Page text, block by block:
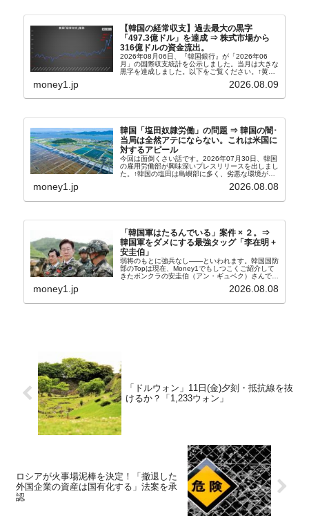
【韓国の経常収支】過去最大の黒字
「497.3億ドル」を達成 ⇒ 株式市場から
316億ドルの資金流出。
2026年08月06日、『韓国銀行』が「2026年06
月」の国際収支統計を公示しました。当月は大きな
黒字を達成しました。以下をご覧ください。↑黄色
の経常収支です。2026年06月貿易収支：4...
money1.jp 2026.08.09
韓国「塩田奴隷労働」の問題 ⇒ 韓国の闇･
当局は全然アテにならない。これは米国に
対するアピール
今回は面倒くさい話です。2026年07月30日、韓国
の雇用労働部が興味深いプレスリリースを出しまし
た。↑韓国の塩田は島嶼部に多く、劣悪な環境が一
たといわれます（後述）。これは、いわゆる「塩田
money1.jp 2026.08.08
「韓国軍はたるんでいる」案件 × ２。⇒
韓国軍をダメにする最強タッグ「李在明 +
安圭伯」
弱将のもとに強兵なし――といわれます。韓国国防
部のTopは現在、Money1でもしつこくご紹介して
きたボンクラの安圭伯（アン・ギュベク）さんで
す。↑経済的無知蒙昧な李在明（イ・ジェミョン）
さんと「韓国初の文官上がり」の国防部長官安圭伯
money1.jp 2026.08.08
「ドルウォン」11日(金)夕刻・抵抗線を抜
けるか？「1,233ウォン」
ロシアが火事場泥棒を決定！「撤退した
外国企業の資産は国有化する」法案を承
認